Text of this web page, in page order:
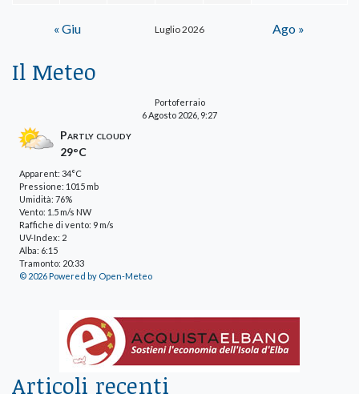
Luglio 2026
« Giu Ago »
Il Meteo
Portoferraio
6 Agosto 2026, 9:27
Partly cloudy
29°C
Apparent: 34°C
Pressione: 1015 mb
Umidità: 76%
Vento: 1.5 m/s NW
Raffiche di vento: 9 m/s
UV-Index: 2
Alba: 6:15
Tramonto: 20:33
© 2026 Powered by Open-Meteo
Articoli recenti